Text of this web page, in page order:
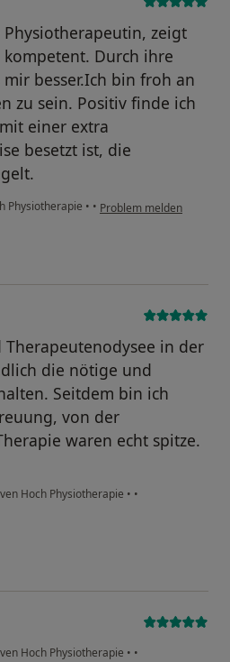
zeigt
Durch ihre
besser.Ich bin froh an
zu sein. Positiv finde ich
einer extra
besetzt ist, die
Physiotherapie • • Problem melden
Therapeutenodysee in der
die nötige und
Seitdem bin ich
von der
waren echt spitze.
Hoch Physiotherapie • •
Hoch Physiotherapie • •